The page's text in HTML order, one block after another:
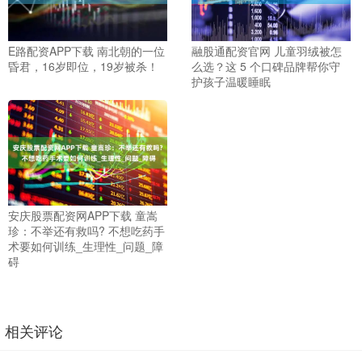
E路配资APP下载 南北朝的一位
昏君，16岁即位，19岁被杀！
融股通配资官网 儿童羽绒被怎
么选？这 5 个口碑品牌帮你守
护孩子温暖睡眠
安庆股票配资网APP下载 童嵩
珍：不举还有救吗? 不想吃药手
术要如何训练_生理性_问题_障
碍
相关评论